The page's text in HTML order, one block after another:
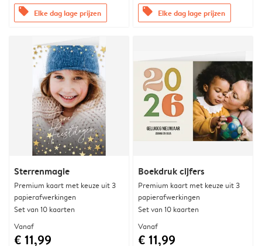
offers Elke dag lage prijzen offers Elke dag lage prijzen
Sterrenmagie
Premium kaart met keuze uit 3
papierafwerkingen
Set van 10 kaarten
Vanaf
€ 11,99
Boekdruk cijfers
Premium kaart met keuze uit 3
papierafwerkingen
Set van 10 kaarten
Vanaf
€ 11,99